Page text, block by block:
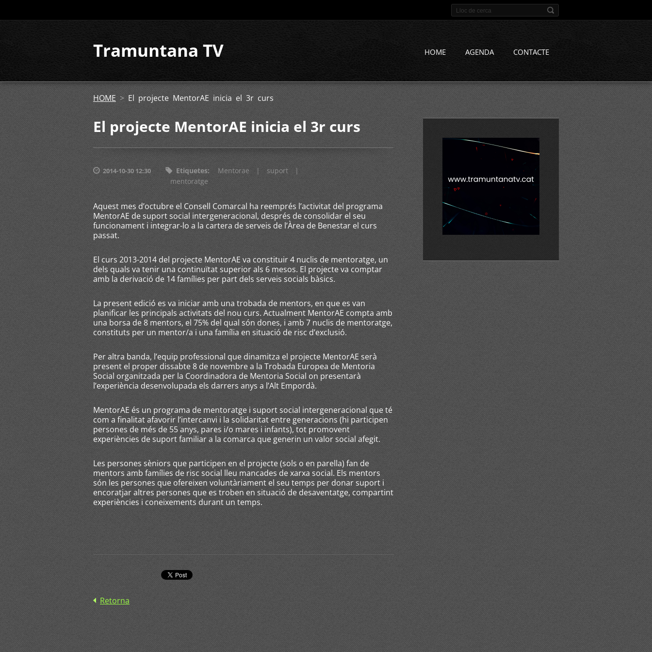
Tramuntana TV HOME AGENDA CONTACTE
HOME > El projecte MentorAE inicia el 3r curs
El projecte MentorAE inicia el 3r curs
2014-10-30 12:30 Etiquetes: Mentorae | suport
|
mentoratge
Aquest mes d’octubre el Consell Comarcal ha reemprés l’activitat del programa
MentorAE de suport social intergeneracional, després de consolidar el seu
funcionament i integrar-lo a la cartera de serveis de l’Àrea de Benestar el curs
passat.
El curs 2013-2014 del projecte MentorAE va constituir 4 nuclis de mentoratge, un
dels quals va tenir una continuïtat superior als 6 mesos. El projecte va comptar
amb la derivació de 14 famílies per part dels serveis socials bàsics.
La present edició es va iniciar amb una trobada de mentors, en que es van
planificar les principals activitats del nou curs. Actualment MentorAE compta amb
una borsa de 8 mentors, el 75% del qual són dones, i amb 7 nuclis de mentoratge,
constituts per un mentor/a i una família en situació de risc d’exclusió.
Per altra banda, l’equip professional que dinamitza el projecte MentorAE serà
present el proper dissabte 8 de novembre a la Trobada Europea de Mentoria
Social organitzada per la Coordinadora de Mentoria Social on presentarà
l’experiència desenvolupada els darrers anys a l’Alt Empordà.
MentorAE és un programa de mentoratge i suport social intergeneracional que té
com a finalitat afavorir l’intercanvi i la solidaritat entre generacions (hi participen
persones de més de 55 anys, pares i/o mares i infants), tot promovent
experiències de suport familiar a la comarca que generin un valor social afegit.
Les persones sèniors que participen en el projecte (sols o en parella) fan de
mentors amb famílies de risc social lleu mancades de xarxa social. Els mentors
són les persones que ofereixen voluntàriament el seu temps per donar suport i
encoratjar altres persones que es troben en situació de desaventatge, compartint
experiències i coneixements durant un temps.
Retorna